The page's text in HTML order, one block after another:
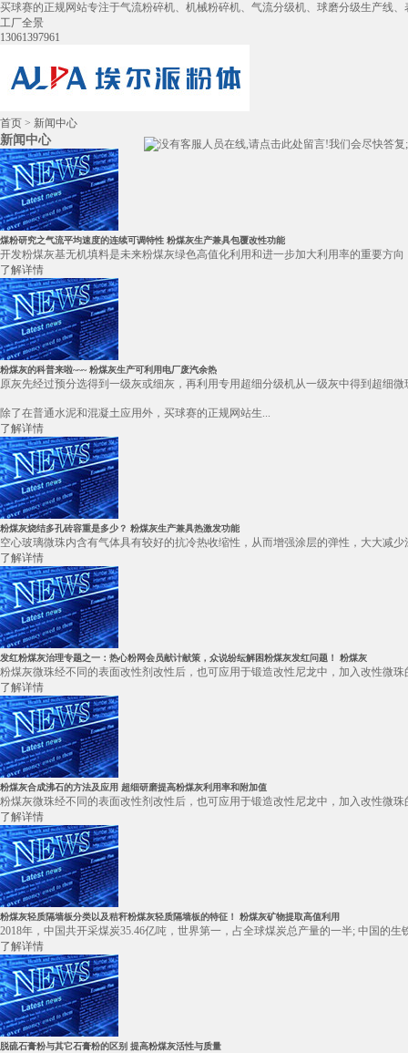
买球赛的正规网站专注于气流粉碎机、机械粉碎机、气流分级机、球磨分级生产线
工厂全景
13061397961
首页 > 新闻中心
新闻中心
煤粉研究之气流平均速度的连续可调特性 粉煤灰生产兼具包覆改性功能
开发粉煤灰基无机填料是未来粉煤灰绿色高值化利用和进一步加大利用率的重要方
了解详情
粉煤灰的科普来啦~~~ 粉煤灰生产可利用电厂废汽余热
原灰先经过预分选得到一级灰或细灰，再利用专用超细分级机从一级灰中得到超细
除了在普通水泥和混凝土应用外，买球赛的正规网站生...
了解详情
粉煤灰烧结多孔砖容重是多少？ 粉煤灰生产兼具热激发功能
空心玻璃微珠内含有气体具有较好的抗冷热收缩性，从而增强涂层的弹性，大大减
了解详情
发红粉煤灰治理专题之一：热心粉网会员献计献策，众说纷纭解困粉煤灰发红问题！ 粉煤灰
粉煤灰微珠经不同的表面改性剂改性后，也可应用于锻造改性尼龙中，加入改性微
了解详情
粉煤灰合成沸石的方法及应用 超细研磨提高粉煤灰利用率和附加值
粉煤灰微珠经不同的表面改性剂改性后，也可应用于锻造改性尼龙中，加入改性微
了解详情
粉煤灰轻质隔墙板分类以及秸秆粉煤灰轻质隔墙板的特征！ 粉煤灰矿物提取高值利用
2018年，中国共开采煤炭35.46亿吨，世界第一，占全球煤炭总产量的一半; 中国的
了解详情
脱硫石膏粉与其它石膏粉的区别 提高粉煤灰活性与质量